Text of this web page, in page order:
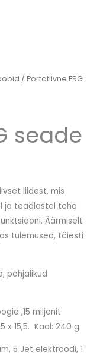
/ Portatiivne ERG
seade
liidest, mis
ja teadlastel teha
Äärmiselt
tulemused, täiesti
põhjalikud
,15 miljonit
x 15,5. Kaal: 240 g.
5 Jet elektroodi, 1